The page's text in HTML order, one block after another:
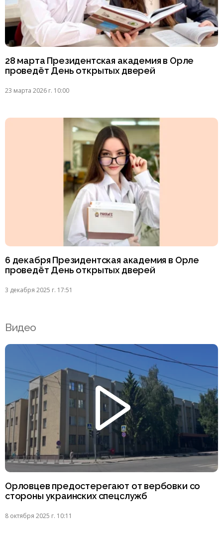
28 марта Президентская академия в Орле
проведёт День открытых дверей
23 марта 2026 г. 10:00
6 декабря Президентская академия в Орле
проведёт День открытых дверей
3 декабря 2025 г. 17:51
Видео
Орловцев предостерегают от вербовки со
стороны украинских спецслужб
8 октября 2025 г. 10:11